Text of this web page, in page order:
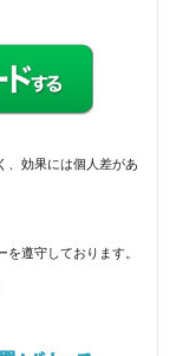
、効果には個人差があ
遵守しております。